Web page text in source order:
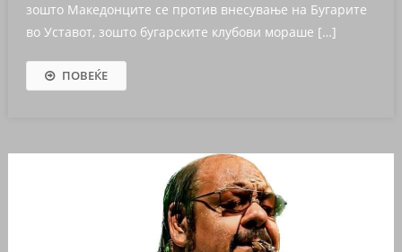
зошто Македонците се против внесување на Бугарите
во Уставот, зошто бугарските клубови мораше […]
ПОВЕЌЕ